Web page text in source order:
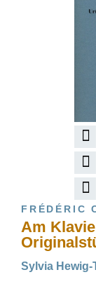
FRÉDÉRIC
Am
Sylvia Hewig-